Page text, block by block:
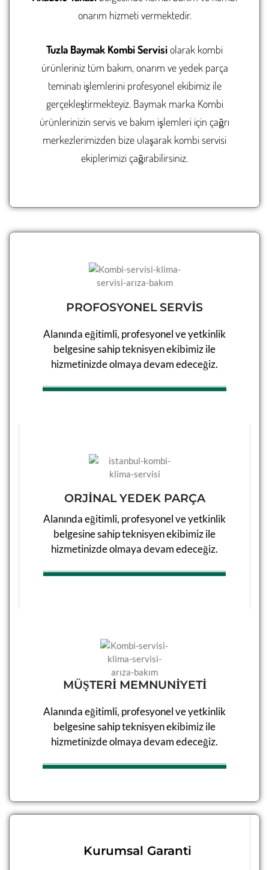
GÜNGÖREN KOMBI
KADIKÖY KOMBI SERVISI
KAĞITHANE KOMBI
KARTAL KOMBI SERVISI
KÜÇÜKÇEKMECE KOMBI
MALTEPE KOMBI SERVISI
ŞILE KOMBI SERVISI
ŞIŞLI KOMBI SERVISI
TUZLA KOMBI SERVISI
ÜMRANIYE KOMBI
GÜNGÖREN KLIMA
KADIKÖY KLIMA SERVISI
KAĞITHANE KLIMA
KARTAL KLIMA SERVISI
KÜÇÜKÇEKMECE KLIMA
MALTEPE KLIMA SERVISI
ŞILE KLIMA SERVISI
ŞIŞLI KLIMA SERVISI
TUZLA KLIMA SERVISI
ÜMRANIYE KLIMA
onarım hizmeti vermektedir.
Tuzla Baymak Kombi Servisiolarak kombi
ürünleriniz tüm bakım, onarım ve yedek parça
teminatı işlemlerini profesyonel ekibimiz ile
gerçekleştirmekteyiz. Baymak marka Kombi
ürünlerinizin servis ve bakım işlemleri için çağrı
merkezlerimizden bize ulaşarak kombi servisi
ekiplerimizi çağırabilirsiniz.
PROFOSYONEL SERVİS
Alanında eğitimli, profesyonel ve yetkinlik
belgesine sahip teknisyen ekibimiz ile
hizmetinizde olmaya devam edeceğiz.​​
ORJİNAL YEDEK PARÇA
Alanında eğitimli, profesyonel ve yetkinlik
belgesine sahip teknisyen ekibimiz ile
hizmetinizde olmaya devam edeceğiz.​
MÜŞTERİ MEMNUNİYETİ
Alanında eğitimli, profesyonel ve yetkinlik
belgesine sahip teknisyen ekibimiz ile
hizmetinizde olmaya devam edeceğiz.​
Kurumsal Garanti